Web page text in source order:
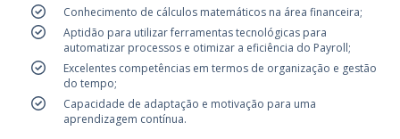
Conhecimento de cálculos matemáticos na área financeira;
Aptidão para utilizar ferramentas tecnológicas para
automatizar processos e otimizar a eficiência do Payroll;
Excelentes competências em termos de organização e gestão
do tempo;
Capacidade de adaptação e motivação para uma
aprendizagem contínua.